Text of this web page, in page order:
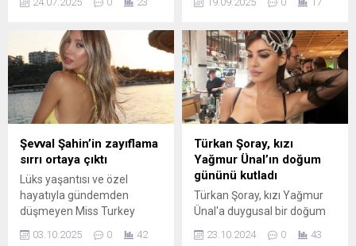
durumu hakkında konuştu.
Şevval Şahin’in zayıflama
sırrı ortaya çıktı
Lüks yaşantısı ve özel
hayatıyla gündemden
düşmeyen Miss Turkey
kalma sırrını açıkladı.
03.10.2025 0 42
Türkan Şoray, kızı
Yağmur Ünal’ın doğum
gününü kutladı
Türkan Şoray, kızı Yağmur
Ünal'a duygusal bir doğum
özel günde yaşanan anılar
23.10.2024 0 43